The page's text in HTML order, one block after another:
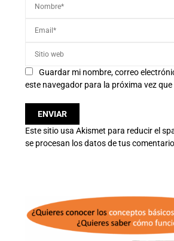
Guardar mi nombre, correo
este navegador para la próxima vez
Este sitio usa Akismet para reducir el
se procesan los datos de tus